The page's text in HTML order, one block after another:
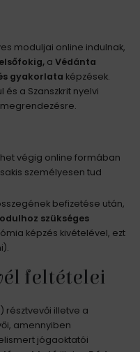
moduljai online indulnak,
a Védánta
gyakorlata képzések.
a Szanszkrit nyelvi
végig online formában
személyesen tud
befizetése után,
szükséges
képzés kivételével, ezt
feltételei
résztvevői illetve a
amennyiben
jógaoktatói